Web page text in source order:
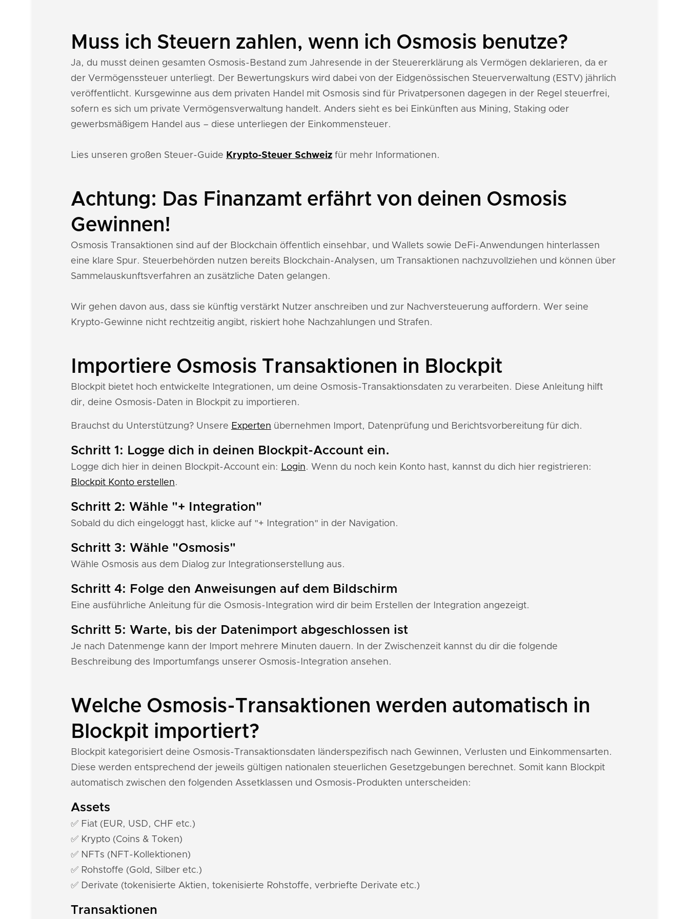
Muss ich Steuern zahlen, wenn ich Osmosis benutze?
Ja, du musst deinen gesamten Osmosis-Bestand zum Jahresende in der Steuererklärung als Vermögen deklarieren, da er
der Vermögenssteuer unterliegt. Der Bewertungskurs wird dabei von der Eidgenössischen Steuerverwaltung (ESTV) jährlich
veröffentlicht. Kursgewinne aus dem privaten Handel mit Osmosis sind für Privatpersonen dagegen in der Regel steuerfrei,
sofern es sich um private Vermögensverwaltung handelt. Anders sieht es bei Einkünften aus Mining, Staking oder
gewerbsmäßigem Handel aus – diese unterliegen der Einkommensteuer.
Lies unseren großen Steuer-Guide Krypto-Steuer Schweiz für mehr Informationen.
Achtung: Das Finanzamt erfährt von deinen Osmosis
Gewinnen!
Osmosis Transaktionen sind auf der Blockchain öffentlich einsehbar, und Wallets sowie DeFi-Anwendungen hinterlassen
eine klare Spur. Steuerbehörden nutzen bereits Blockchain-Analysen, um Transaktionen nachzuvollziehen und können über
Sammelauskunftsverfahren an zusätzliche Daten gelangen.
Wir gehen davon aus, dass sie künftig verstärkt Nutzer anschreiben und zur Nachversteuerung auffordern. Wer seine
Krypto-Gewinne nicht rechtzeitig angibt, riskiert hohe Nachzahlungen und Strafen.
Importiere Osmosis Transaktionen in Blockpit
Blockpit bietet hoch entwickelte Integrationen, um deine Osmosis-Transaktionsdaten zu verarbeiten. Diese Anleitung hilft
dir, deine Osmosis-Daten in Blockpit zu importieren.
Brauchst du Unterstützung? Unsere Experten übernehmen Import, Datenprüfung und Berichtsvorbereitung für dich.
Schritt 1: Logge dich in deinen Blockpit-Account ein.
Logge dich hier in deinen Blockpit-Account ein: Login. Wenn du noch kein Konto hast, kannst du dich hier registrieren:
Blockpit Konto erstellen.
Schritt 2: Wähle "+ Integration"
Sobald du dich eingeloggt hast, klicke auf "+ Integration" in der Navigation.
Schritt 3: Wähle "Osmosis"
Wähle Osmosis aus dem Dialog zur Integrationserstellung aus.
Schritt 4: Folge den Anweisungen auf dem Bildschirm
Eine ausführliche Anleitung für die Osmosis-Integration wird dir beim Erstellen der Integration angezeigt.
Schritt 5: Warte, bis der Datenimport abgeschlossen ist
Je nach Datenmenge kann der Import mehrere Minuten dauern. In der Zwischenzeit kannst du dir die folgende
Beschreibung des Importumfangs unserer Osmosis-Integration ansehen.
Welche Osmosis-Transaktionen werden automatisch in
Blockpit importiert?
Blockpit kategorisiert deine Osmosis-Transaktionsdaten länderspezifisch nach Gewinnen, Verlusten und Einkommensarten.
Diese werden entsprechend der jeweils gültigen nationalen steuerlichen Gesetzgebungen berechnet. Somit kann Blockpit
automatisch zwischen den folgenden Assetklassen und Osmosis-Produkten unterscheiden:
Assets
✅ Fiat (EUR, USD, CHF etc.)
✅ Krypto (Coins & Token)
✅ NFTs (NFT-Kollektionen)
✅ Rohstoffe (Gold, Silber etc.)
✅ Derivate (tokenisierte Aktien, tokenisierte Rohstoffe, verbriefte Derivate etc.)
Transaktionen